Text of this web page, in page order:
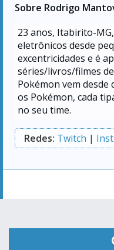
Sobre Rodrigo
23 anos, Itabirito-
eletrônicos desde
excentricidades e é
séries/livros/filmes
Pokémon vem desde
os Pokémon, cada
no seu time.
Redes: Twitch |